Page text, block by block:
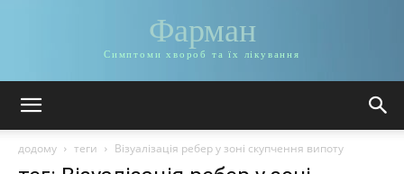
Фарман
Симптоми хвороб та їх лікування
додому теги Візуалізація ребер у зоні скупчення випоту